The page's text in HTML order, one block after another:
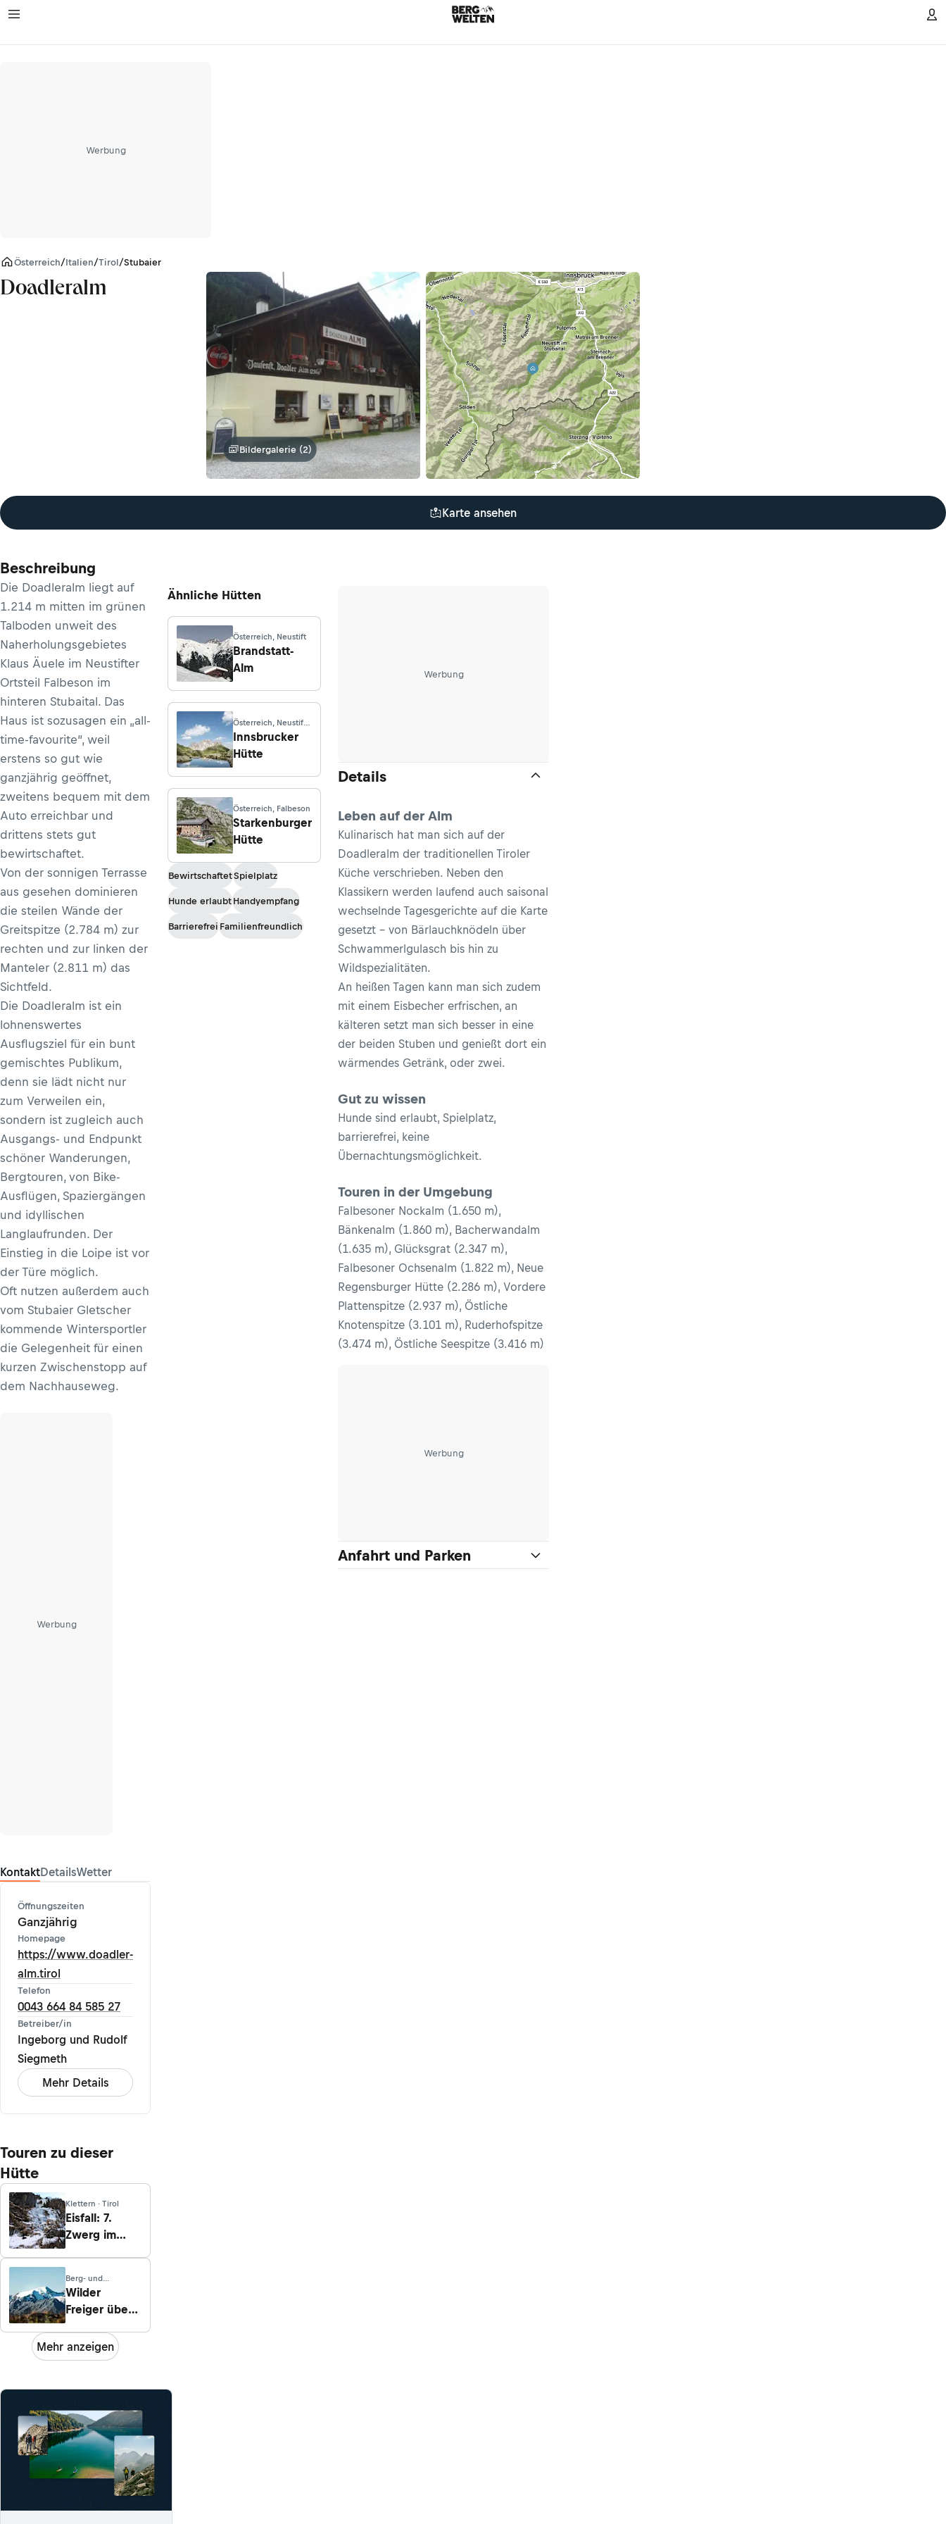
Werbung
Österreich/Italien/Tirol/Stubaier Alpen
Doadleralm
Bildergalerie (2)
Karte ansehen
Beschreibung
Die Doadleralm liegt auf
1.214 m mitten im grünen
Talboden unweit des
Naherholungsgebietes
Klaus Äuele im Neustifter
Ortsteil Falbeson im
hinteren Stubaital. Das
Haus ist sozusagen ein „all-
time-favourite“, weil
erstens so gut wie
ganzjährig geöffnet,
zweitens bequem mit dem
Auto erreichbar und
drittens stets gut
bewirtschaftet.
Von der sonnigen Terrasse
aus gesehen dominieren
die steilen Wände der
Greitspitze (2.784 m) zur
rechten und zur linken der
Manteler (2.811 m) das
Sichtfeld.
Die Doadleralm ist ein
lohnenswertes
Ausflugsziel für ein bunt
gemischtes Publikum,
denn sie lädt nicht nur
zum Verweilen ein,
sondern ist zugleich auch
Ausgangs- und Endpunkt
schöner Wanderungen,
Bergtouren, von Bike-
Ausflügen, Spaziergängen
und idyllischen
Langlaufrunden. Der
Einstieg in die Loipe ist vor
der Türe möglich.
Oft nutzen außerdem auch
vom Stubaier Gletscher
kommende Wintersportler
die Gelegenheit für einen
kurzen Zwischenstopp auf
dem Nachhauseweg.
Werbung
KontaktDetailsWetter
Öffnungszeiten
Ganzjährig
Homepage
https://www.doadler-
alm.tirol
Telefon
0043 664 84 585 27
Betreiber/in
Ingeborg und Rudolf
Siegmeth
Mehr Details
Touren zu dieser
Hütte
Klettern · Tirol
Eisfall: 7.
Zwerg im
Berg- und
Hochtouren · Tirol
Wilder
Freiger über
Hütte
Mehr anzeigen
Ähnliche Hütten
Österreich, Neustift
Brandstatt-
Alm
Österreich, Neustift
im Stubaital
Innsbrucker
Hütte
Österreich, Falbeson
Starkenburger
Hütte
BewirtschaftetSpielplatz
Hunde erlaubt Handyempfang
Barrierefrei Familienfreundlich
Werbung
Details
Leben auf der Alm
Kulinarisch hat man sich auf der
Doadleralm der traditionellen Tiroler
Küche verschrieben. Neben den
Klassikern werden laufend auch saisonal
wechselnde Tagesgerichte auf die Karte
gesetzt – von Bärlauchknödeln über
Schwammerlgulasch bis hin zu
Wildspezialitäten.
An heißen Tagen kann man sich zudem
mit einem Eisbecher erfrischen, an
kälteren setzt man sich besser in eine
der beiden Stuben und genießt dort ein
wärmendes Getränk, oder zwei.
Gut zu wissen
Hunde sind erlaubt, Spielplatz,
barrierefrei, keine
Übernachtungsmöglichkeit.
Touren in der Umgebung
Falbesoner Nockalm (1.650 m),
Bänkenalm (1.860 m), Bacherwandalm
(1.635 m), Glücksgrat (2.347 m),
Falbesoner Ochsenalm (1.822 m), Neue
Regensburger Hütte (2.286 m), Vordere
Plattenspitze (2.937 m), Östliche
Knotenspitze (3.101 m), Ruderhofspitze
(3.474 m), Östliche Seespitze (3.416 m)
Werbung
Anfahrt und Parken